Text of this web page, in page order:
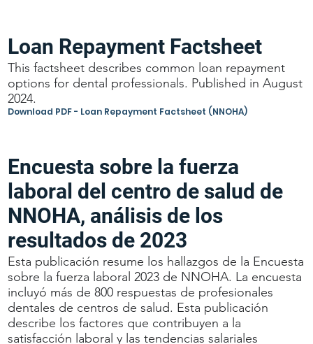
Loan Repayment Factsheet
This factsheet describes common loan repayment
options for dental professionals. Published in August
2024.
Download PDF - Loan Repayment Factsheet (NNOHA)
Encuesta sobre la fuerza
laboral del centro de salud de
NNOHA, análisis de los
resultados de 2023
Esta publicación resume los hallazgos de la Encuesta
sobre la fuerza laboral 2023 de NNOHA. La encuesta
incluyó más de 800 respuestas de profesionales
dentales de centros de salud. Esta publicación
describe los factores que contribuyen a la
satisfacción laboral y las tendencias salariales